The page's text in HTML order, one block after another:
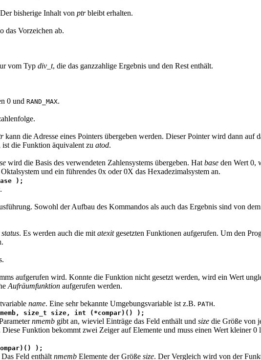
bisherige Inhalt von ptrbleibt erhalten.
das Vorzeichen ab.
vom Typ div_t, die das ganzzahlige Ergebnis und den Rest enthält.
0 und RAND_MAX.
kann die Adresse eines Pointers übergeben werden. Dieser Pointer wird dann auf
die Funktion äquivalent zu atod.
wird die Basis des verwendeten Zahlensystems übergeben. Hat base den Wert 0,
und ein führendes 0x oder 0X das Hexadezimalsystem an.
);
.
Sowohl der Aufbau des Kommandos als auch das Ergebnis sind von
status. Es werden auch die mit atexitgesetzten Funktionen aufgerufen. Um den
aufgerufen wird. Konnte die Funktion nicht gesetzt werden, wird ein Wert
Aufräumfunktion aufgerufen werden.
name. Eine sehr bekannte Umgebungsvariable ist z.B. PATH.
size_t size, int (*compar)() );
nmemb gibt an, wieviel Einträge das Feld enthält und size die Größe von
Funktion bekommt zwei Zeiger auf Elemente und muss einen Wert kleiner 0
);
Feld enthält nmemb Elemente der Größe size. Der Vergleich wird von der